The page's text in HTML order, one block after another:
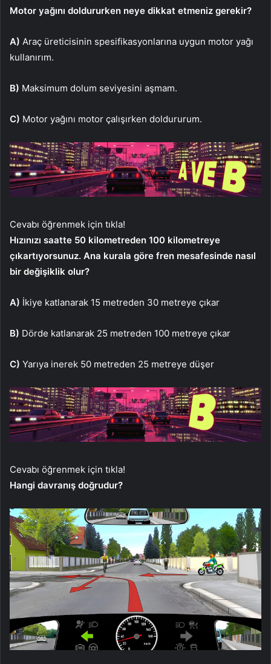
Motor yağını doldururken neye dikkat etmeniz gerekir?
A) Araç üreticisinin spesifikasyonlarına uygun motor yağı
kullanırım.
B) Maksimum dolum seviyesini aşmam.
C) Motor yağını motor çalışırken doldururum.
Cevabı öğrenmek için tıkla!
Hızınızı saatte 50 kilometreden 100 kilometreye
çıkartıyorsunuz. Ana kurala göre fren mesafesinde nasıl
bir değişiklik olur?
A) İkiye katlanarak 15 metreden 30 metreye çıkar
B) Dörde katlanarak 25 metreden 100 metreye çıkar
C) Yarıya inerek 50 metreden 25 metreye düşer
Cevabı öğrenmek için tıkla!
Hangi davranış doğrudur?​